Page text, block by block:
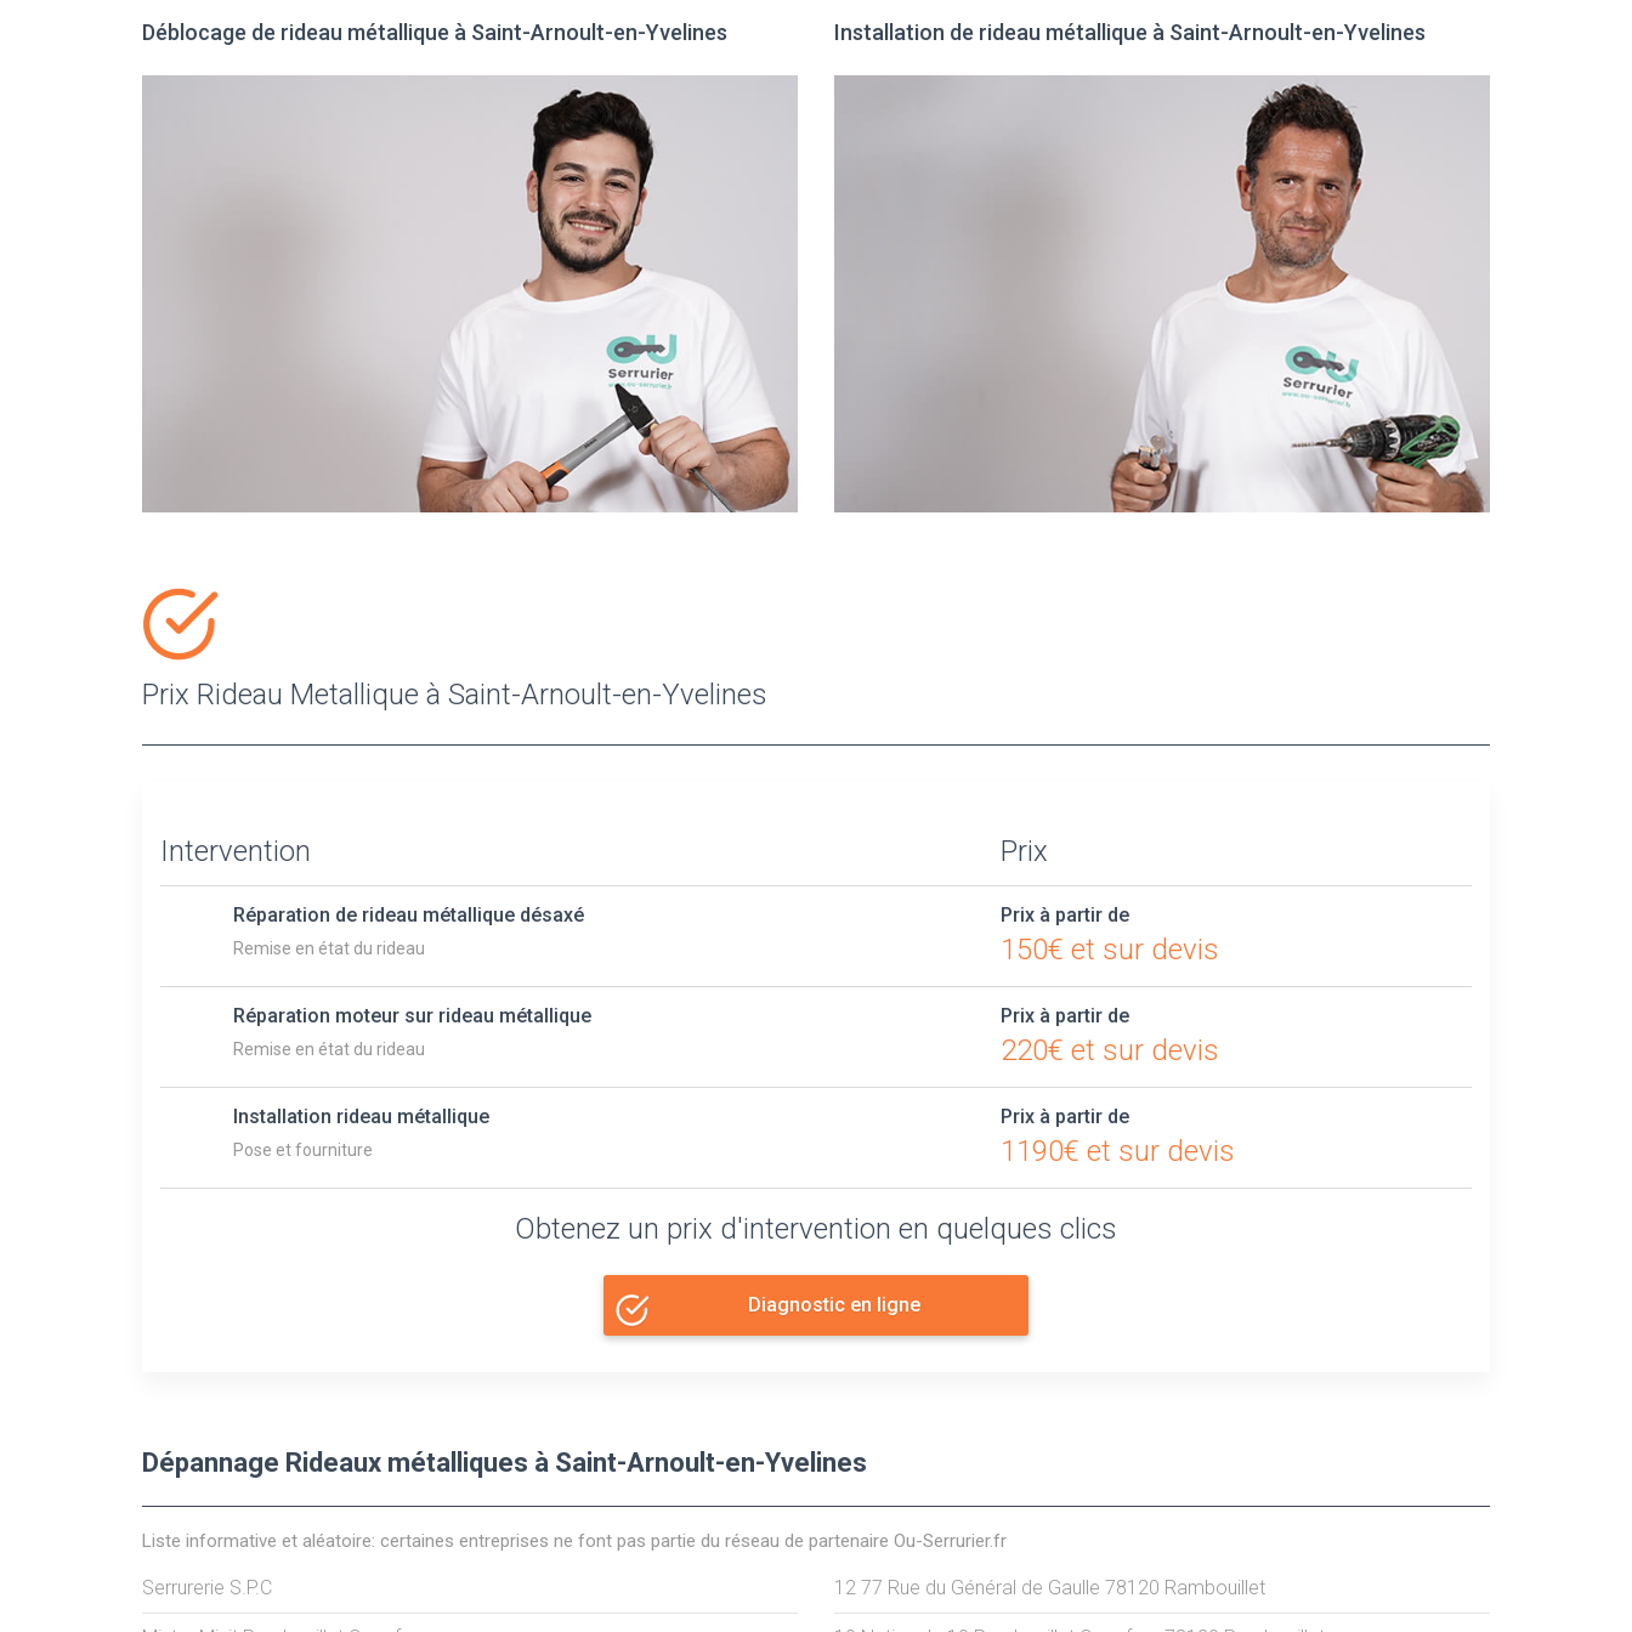
Déblocage de rideau métallique à Saint-Arnoult-en-Yvelines Installation de rideau métallique à Saint-Arnoult-en-Yvelines
Prix Rideau Metallique à Saint-Arnoult-en-Yvelines
Intervention Prix
Réparation de rideau métallique désaxé
Remise en état du rideau
Prix à partir de
150€ et sur devis
Réparation moteur sur rideau métallique
Remise en état du rideau
Prix à partir de
220€ et sur devis
Installation rideau métallique
Pose et fourniture
Prix à partir de
1190€ et sur devis
Obtenez un prix d'intervention en quelques clics
Diagnostic en ligne
Dépannage Rideaux métalliques à Saint-Arnoult-en-Yvelines
Liste informative et aléatoire: certaines entreprises ne font pas partie du réseau de partenaire Ou-Serrurier.fr
Serrurerie S.P.C 12 77 Rue du Général de Gaulle 78120 Rambouillet